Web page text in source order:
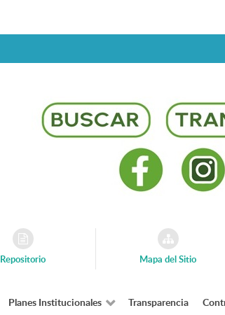
Repositorio Mapa del Sitio
Planes Institucionales Transparencia